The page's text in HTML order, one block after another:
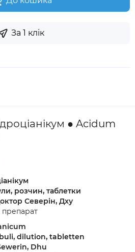
За 1 клік
● Acidum
розчин, таблетки
Северін, Дху
препарат
dilution, tabletten
Dhu